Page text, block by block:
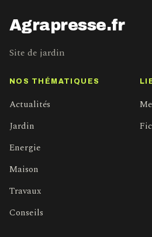
Agrapresse.fr
Site de jardin
NOS THÉMATIQUES
Actualités
Jardin
Energie
Maison
Travaux
Conseils